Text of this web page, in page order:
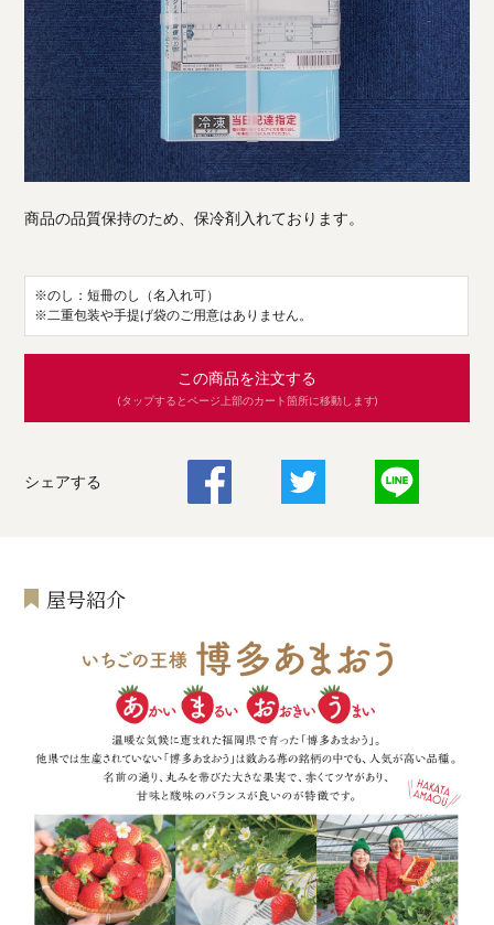
商品の品質保持のため、保冷剤入れております。
※のし：短冊のし（名入れ可）
※二重包装や手提げ袋のご用意はありません。
この商品を注文する
(タップするとページ上部のカート箇所に移動します)
シェアする
屋号紹介